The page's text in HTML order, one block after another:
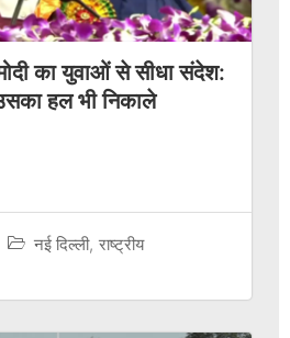
का युवाओं से सीधा संदेश:
हल भी निकाले
नई दिल्ली, राष्ट्रीय